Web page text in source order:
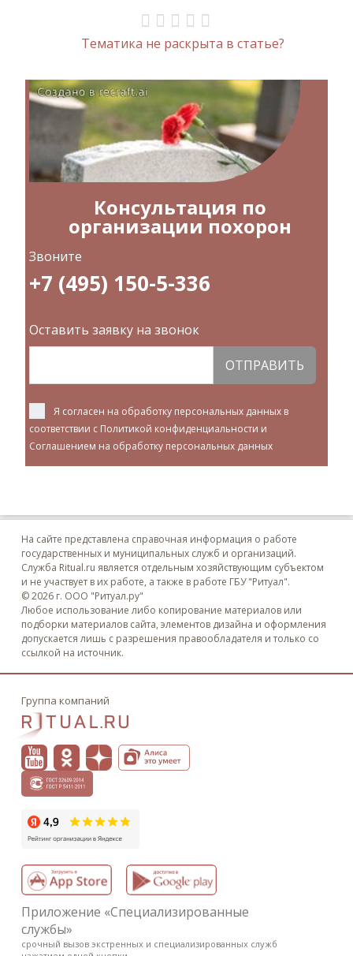
Тематика не раскрыта в статье?
Консультация по
организации похорон
Звоните
+7 (495) 150-5-336
Оставить заявку на звонок
ОТПРАВИТЬ
Я согласен на обработку персональных данных в
соответствии с Политикой конфиденциальности и
Соглашением на обработку персональных данных
На сайте представлена справочная информация о работе
государственных и муниципальных служб и организаций.
Служба Ritual.ru является отдельным хозяйствующим субъектом
и не участвует в их работе, а также в работе ГБУ "Ритуал".
© 2026 г. ООО "Ритуал.ру"
Любое использование либо копирование материалов или
подборки материалов сайта, элементов дизайна и оформления
допускается лишь с разрешения правообладателя и только со
ссылкой на источник.
Группа компаний
Приложение «Специализированные
службы»
срочный вызов экстренных и специализированных служб